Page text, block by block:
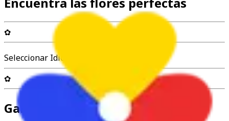
✿
Seleccionar Idioma
✿
Garantía y confianza